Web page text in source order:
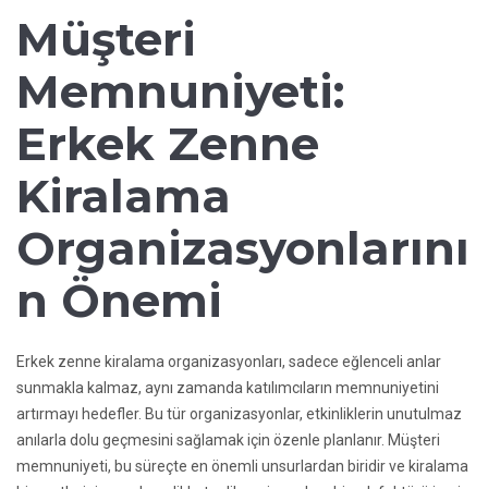
Müşteri
Memnuniyeti:
Erkek Zenne
Kiralama
Organizasyonlarını
n Önemi
Erkek zenne kiralama organizasyonları, sadece eğlenceli anlar
sunmakla kalmaz, aynı zamanda katılımcıların memnuniyetini
artırmayı hedefler. Bu tür organizasyonlar, etkinliklerin unutulmaz
anılarla dolu geçmesini sağlamak için özenle planlanır. Müşteri
memnuniyeti, bu süreçte en önemli unsurlardan biridir ve kiralama